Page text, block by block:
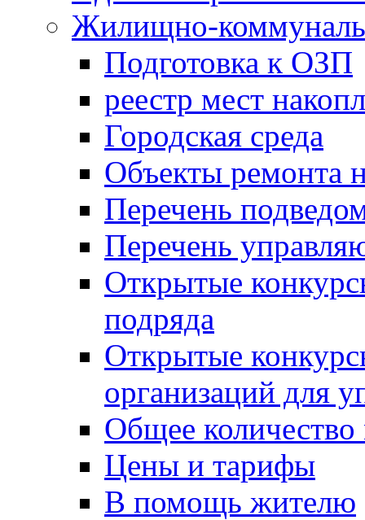
Жилищно-
Подготовка к ОЗП
реестр мест
Городская среда
Объекты ремонта
Перечень
Перечень
Открытые
подряда
Открытые
организаций для
Общее
Цены и тарифы
В помощь жителю